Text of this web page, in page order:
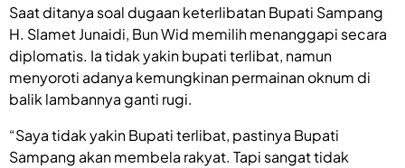
Saat ditanya soal dugaan keterlibatan Bupati Sampang
H. Slamet Junaidi, Bun Wid memilih menanggapi secara
diplomatis. Ia tidak yakin bupati terlibat, namun
menyoroti adanya kemungkinan permainan oknum di
balik lambannya ganti rugi.
“Saya tidak yakin Bupati terlibat, pastinya Bupati
Sampang akan membela rakyat. Tapi sangat tidak